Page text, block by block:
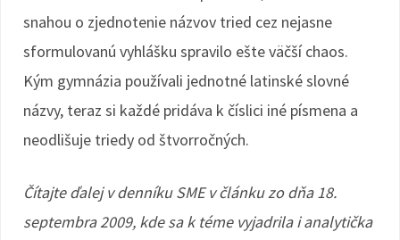
snahou o zjednotenie názvov tried cez nejasne
sformulovanú vyhlášku spravilo ešte väčší chaos.
Kým gymnázia používali jednotné latinské slovné
názvy, teraz si každé pridáva k číslici iné písmena a
neodlišuje triedy od štvorročných.
Čítajte ďalej v denníku SME v článku zo dňa 18.
septembra 2009, kde sa k téme vyjadrila i analytička